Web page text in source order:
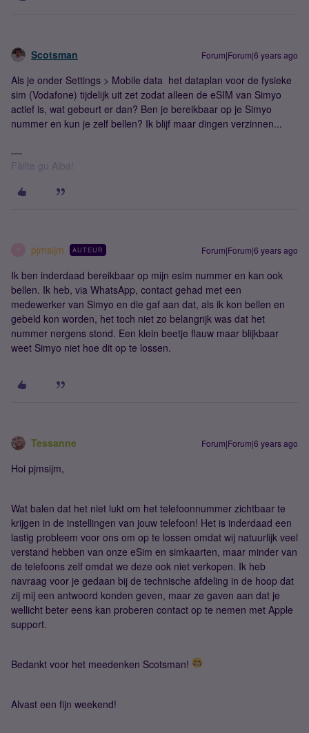
Scotsman Forum|Forum|6 years ago
Als je onder Settings > Mobile data het dataplan voor de fysieke
sim (Vodafone) tijdelijk uit zet zodat alleen de eSIM van Simyo
actief is, wat gebeurt er dan? Ben je bereikbaar op je Simyo
nummer en kun je zelf bellen? Ik blijf maar dingen verzinnen...
Fàilte gu Alba!
pjmsijm AUTEUR Forum|Forum|6 years ago
Ik ben inderdaad bereikbaar op mijn esim nummer en kan ook
bellen. Ik heb, via WhatsApp, contact gehad met een
medewerker van Simyo en die gaf aan dat, als ik kon bellen en
gebeld kon worden, het toch niet zo belangrijk was dat het
nummer nergens stond. Een klein beetje flauw maar blijkbaar
weet Simyo niet hoe dit op te lossen.
Tessanne Forum|Forum|6 years ago
Hoi pjmsijm,
Wat balen dat het niet lukt om het telefoonnummer zichtbaar te
krijgen in de instellingen van jouw telefoon! Het is inderdaad een
lastig probleem voor ons om op te lossen omdat wij natuurlijk veel
verstand hebben van onze eSim en simkaarten, maar minder van
de telefoons zelf omdat we deze ook niet verkopen. Ik heb
navraag voor je gedaan bij de technische afdeling in de hoop dat
zij mij een antwoord konden geven, maar ze gaven aan dat je
wellicht beter eens kan proberen contact op te nemen met Apple
support.
Bedankt voor het meedenken Scotsman!
Alvast een fijn weekend!